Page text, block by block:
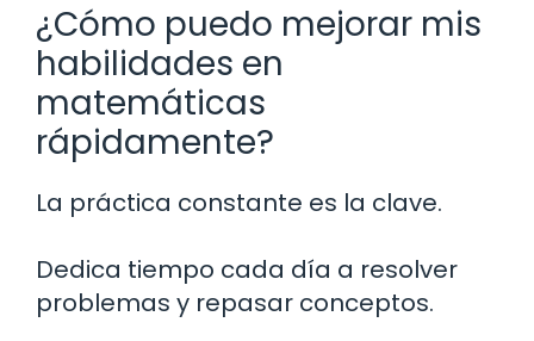
¿Cómo puedo mejorar mis
habilidades en
matemáticas
rápidamente?
La práctica constante es la clave.
Dedica tiempo cada día a resolver
problemas y repasar conceptos.